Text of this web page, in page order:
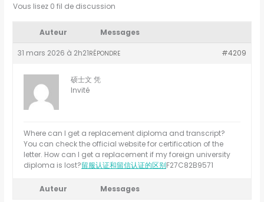
Vous lisez 0 fil de discussion
Auteur Messages
31 mars 2026 à 2h21 #4209
RÉPONDRE
硕士文 凭
Invité
Where can I get a replacement diploma and transcript?
You can check the official website for certification of the
letter. How can I get a replacement if my foreign university
diploma is lost?留服认证和留信认证的区别F27C82B9571
Auteur Messages